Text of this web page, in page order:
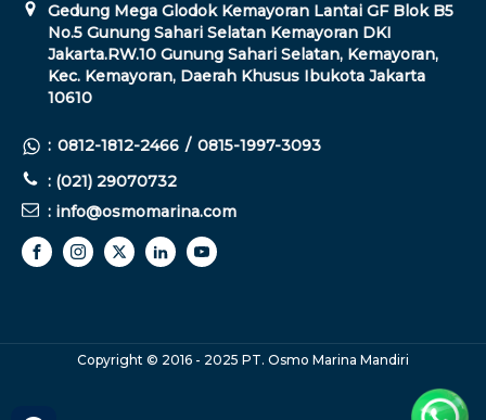
Gedung Mega Glodok Kemayoran Lantai GF Blok B5
No.5 Gunung Sahari Selatan Kemayoran DKI
Jakarta.RW.10 Gunung Sahari Selatan, Kemayoran,
Kec. Kemayoran, Daerah Khusus Ibukota Jakarta
10610
: 0812-1812-2466 / 0815-1997-3093
: (021) 29070732
: info@osmomarina.com
Copyright © 2016 - 2025 PT. Osmo Marina Mandiri